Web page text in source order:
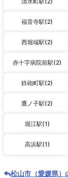
福音寺駅(2)
西堀端駅(2)
赤十字病院前駅(2)
鉄砲町駅(2)
鷹ノ子駅(2)
堀江駅(1)
高浜駅(1)
松山市（愛媛県）